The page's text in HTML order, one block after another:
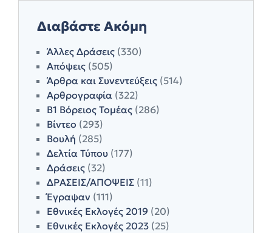
Διαβάστε Ακόμη
Άλλες Δράσεις (330)
Απόψεις (505)
Άρθρα και Συνεντεύξεις (514)
Αρθρογραφία (322)
Β1 Βόρειος Τομέας (286)
Βίντεο (293)
Βουλή (285)
Δελτία Τύπου (177)
Δράσεις (32)
ΔΡΑΣΕΙΣ/ΑΠΟΨΕΙΣ (11)
Έγραψαν (111)
Εθνικές Εκλογές 2019 (20)
Εθνικές Εκλογές 2023 (25)